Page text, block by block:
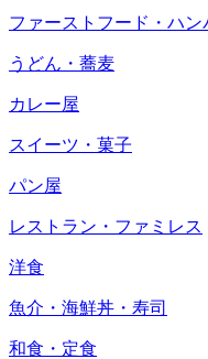
ファーストフード・ハン
うどん・蕎麦
カレー屋
スイーツ・菓子
パン屋
レストラン・ファミレス
洋食
魚介・海鮮丼・寿司
和食・定食